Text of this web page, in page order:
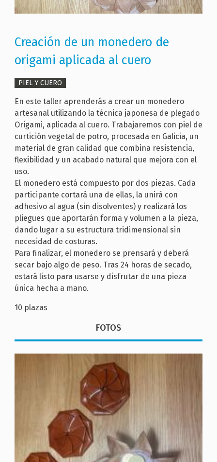
Creación de un monedero de
origami aplicada al cuero
PIEL Y CUERO
En este taller aprenderás a crear un monedero
artesanal utilizando la técnica japonesa de plegado
Origami, aplicada al cuero. Trabajaremos con piel de
curtición vegetal de potro, procesada en Galicia, un
material de gran calidad que combina resistencia,
flexibilidad y un acabado natural que mejora con el
uso.
El monedero está compuesto por dos piezas. Cada
participante cortará una de ellas, la unirá con
adhesivo al agua (sin disolventes) y realizará los
pliegues que aportarán forma y volumen a la pieza,
dando lugar a su estructura tridimensional sin
necesidad de costuras.
Para finalizar, el monedero se prensará y deberá
secar bajo algo de peso. Tras 24 horas de secado,
estará listo para usarse y disfrutar de una pieza
única hecha a mano.
10 plazas
FOTOS